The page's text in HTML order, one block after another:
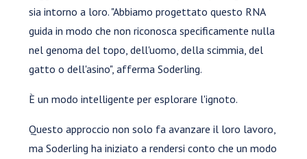
sia intorno a loro. "Abbiamo progettato questo RNA
guida in modo che non riconosca specificamente nulla
nel genoma del topo, dell'uomo, della scimmia, del
gatto o dell'asino", afferma Soderling.
È un modo intelligente per esplorare l'ignoto.
Questo approccio non solo fa avanzare il loro lavoro,
ma Soderling ha iniziato a rendersi conto che un modo